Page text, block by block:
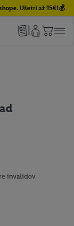
Ušetri až 15€!💰
invalidov